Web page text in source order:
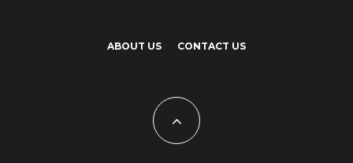
ABOUT US CONTACT US